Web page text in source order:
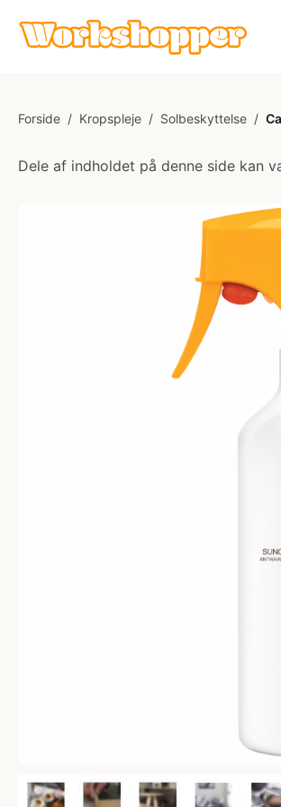
Forside / Kropspleje / Solbeskyttelse /
Dele af indholdet på denne side kan